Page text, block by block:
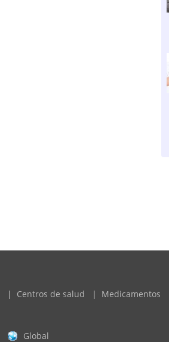
| Centros de salud | Medicamentos
Global